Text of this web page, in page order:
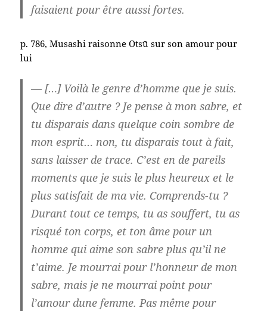
faisaient pour être aussi fortes.
p. 786, Musashi raisonne Otsū sur son amour pour
lui
— […] Voilà le genre d’homme que je suis.
Que dire d’autre ? Je pense à mon sabre, et
tu disparais dans quelque coin sombre de
mon esprit… non, tu disparais tout à fait,
sans laisser de trace. C’est en de pareils
moments que je suis le plus heureux et le
plus satisfait de ma vie. Comprends-tu ?
Durant tout ce temps, tu as souffert, tu as
risqué ton corps, et ton âme pour un
homme qui aime son sabre plus qu’il ne
t’aime. Je mourrai pour l’honneur de mon
sabre, mais je ne mourrai point pour
l’amour dune femme. Pas même pour